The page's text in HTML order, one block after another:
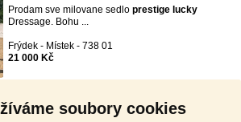
soubory cookies
Prodam sve milovane sedlo prestige lucky
Dressage. Bohu ...
Frýdek - Místek - 738 01
21 000 Kč
Prestige Lucky Dressage 16”- [23.7. 2026]